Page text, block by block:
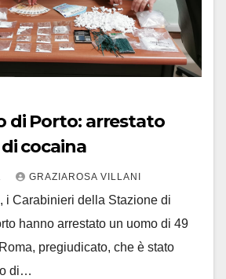
di Porto: arrestato
cocaina
GRAZIAROSA VILLANI
i Carabinieri della Stazione di
hanno arrestato un uomo di 49
pregiudicato, che è stato
di…